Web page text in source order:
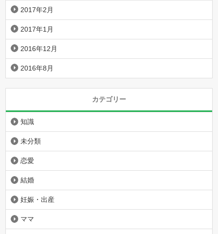
2017年2月
2017年1月
2016年12月
2016年8月
カテゴリー
知識
未分類
恋愛
結婚
妊娠・出産
ママ